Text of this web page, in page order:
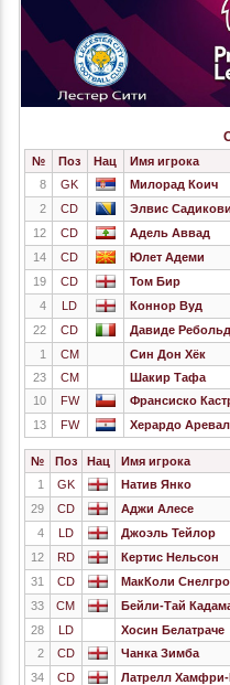
№ Поз Нац Имя игрока
8
GK Милорад Коич
2
CD Элвис
12
CD Адель Аввад
14
CD Юлет Адеми
19
CD Том Бир
4
LD Коннор Вуд
22
CD Давиде
1
CM Син Дон Хёк
23
CM Шакир Тафа
10
FW Франсиско
13
FW Херардо
№ Поз Нац Имя игрока
1
GK Натив Янко
29
CD Аджи Алесе
4
LD Джоэль Тейлор
12
RD Кертис Нельсон
31
CD МакКоли
33
CM Бейли-Тай
28
LD Хосин Белатраче
2
CD Чанка Зимба
34
CD Латрелл